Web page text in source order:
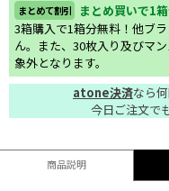
まとめて割引
まとめ買いで1箱
3箱購入で1箱分無料！他ブ
ん。また、30枚入り及びマ
象外となります。
atone決済なら
今日ご注文で
商品説明